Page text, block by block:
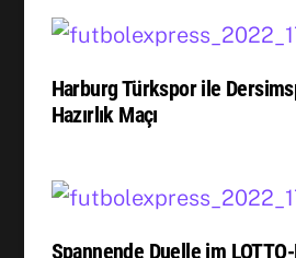
Harburg Türkspor ile
Hazırlık Maçı
Spannende Duelle im